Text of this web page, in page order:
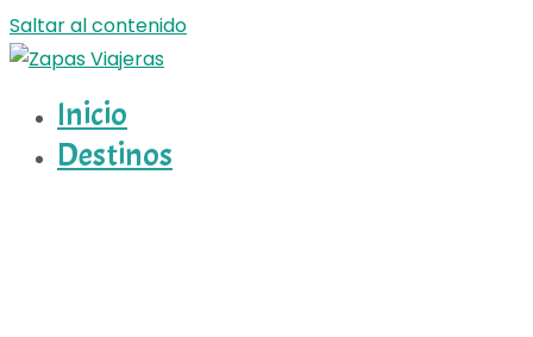
Saltar al contenido
Zapas Viajeras
Zapas Viajeras viajes y escapadas pa que te copies
Inicio
Destinos